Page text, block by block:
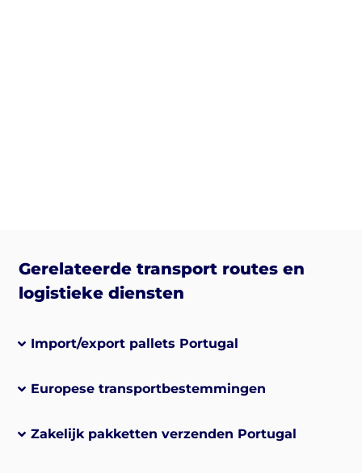
Gerelateerde transport routes en
logistieke diensten
Import/export pallets Portugal
Europese transportbestemmingen
Zakelijk pakketten verzenden Portugal